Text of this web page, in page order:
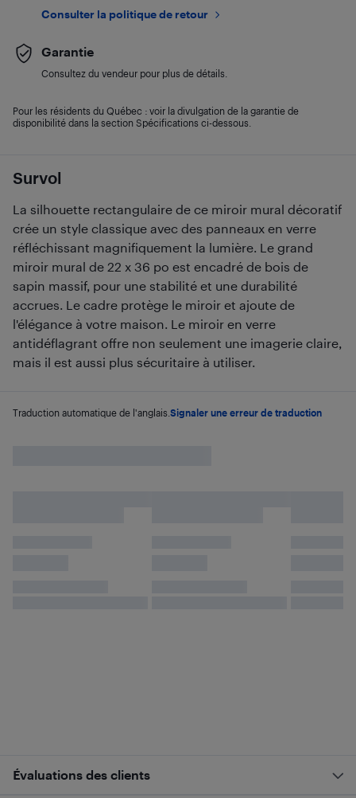
Survol
La silhouette rectangulaire de ce miroir mural décoratif
crée un style classique avec des panneaux en verre
réfléchissant magnifiquement la lumière. Le grand
miroir mural de 22 x 36 po est encadré de bois de
sapin massif, pour une stabilité et une durabilité
accrues. Le cadre protège le miroir et ajoute de
l'élégance à votre maison. Le miroir en verre
antidéflagrant offre non seulement une imagerie claire,
mais il est aussi plus sécuritaire à utiliser.
Traduction automatique de l'anglais. Signaler une erreur de traduction
Consulter la politique de retour
Garantie
Consultez du vendeur pour plus de détails.
Pour les résidents du Québec : voir la divulgation de la garantie de
disponibilité dans la section Spécifications ci-dessous.
Évaluations des clients